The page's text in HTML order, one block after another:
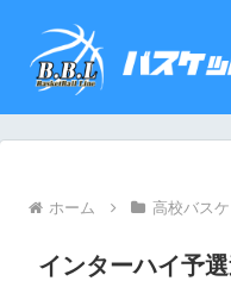
ホーム 高校バスケ
インターハイ予